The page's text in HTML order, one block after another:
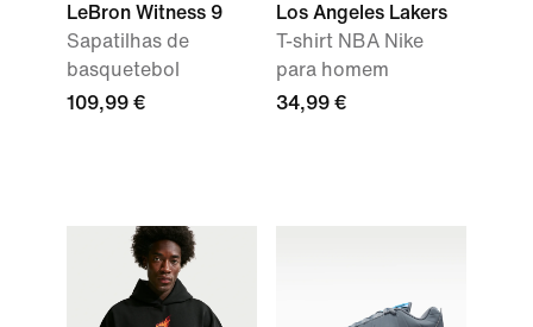
LeBron Witness 9
Sapatilhas de
basquetebol
109,99 €
Los Angeles Lakers
T-shirt NBA Nike
para homem
34,99 €